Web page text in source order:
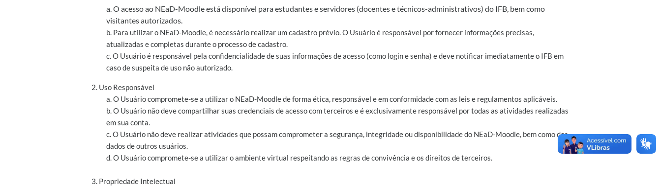
a. O acesso ao NEaD-Moodle está disponível para estudantes e servidores (docentes e técnicos-administrativos) do IFB, bem como
visitantes autorizados.
b. Para utilizar o NEaD-Moodle, é necessário realizar um cadastro prévio. O Usuário é responsável por fornecer informações precisas,
atualizadas e completas durante o processo de cadastro.
c. O Usuário é responsável pela confidencialidade de suas informações de acesso (como login e senha) e deve notificar imediatamente o IFB em
caso de suspeita de uso não autorizado.
2. Uso Responsável
a. O Usuário compromete-se a utilizar o NEaD-Moodle de forma ética, responsável e em conformidade com as leis e regulamentos aplicáveis.
b. O Usuário não deve compartilhar suas credenciais de acesso com terceiros e é exclusivamente responsável por todas as atividades realizadas
em sua conta.
c. O Usuário não deve realizar atividades que possam comprometer a segurança, integridade ou disponibilidade do NEaD-Moodle, bem como dos
dados de outros usuários.
d. O Usuário compromete-se a utilizar o ambiente virtual respeitando as regras de convivência e os direitos de terceiros.
3. Propriedade Intelectual